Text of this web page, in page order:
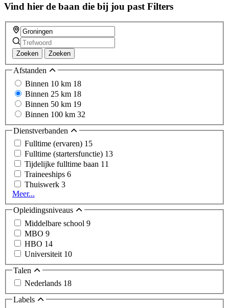
Vind hier de baan die bij jou past Filters
Zoeken Zoeken
Afstanden
Binnen 10 km 18
Binnen 25 km 18
Binnen 50 km 19
Binnen 100 km 32
Dienstverbanden
Fulltime (ervaren) 15
Fulltime (startersfunctie) 13
Tijdelijke fulltime baan 11
Traineeships 6
Thuiswerk 3
Meer...
Opleidingsniveaus
Middelbare school 9
MBO 9
HBO 14
Universiteit 10
Talen
Nederlands 18
Labels